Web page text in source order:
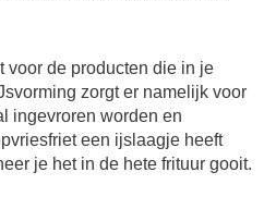
voor de producten die in je
zorgt er namelijk voor
ingevroren worden en
een ijslaagje heeft
je het in de hete frituur gooit.